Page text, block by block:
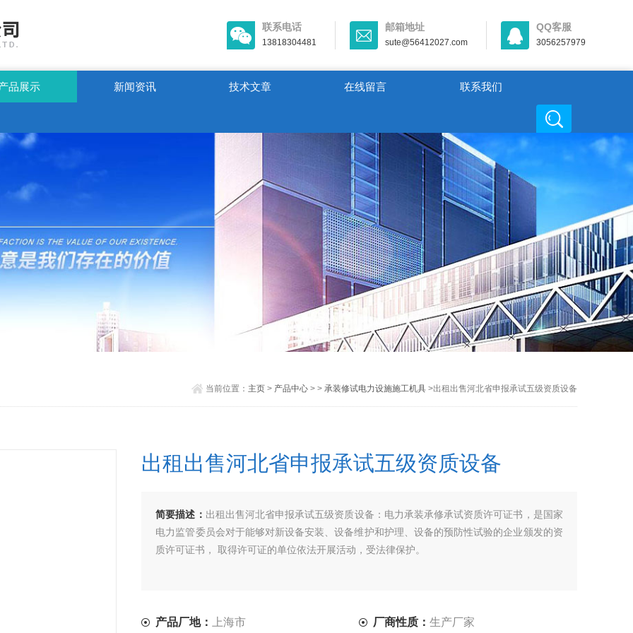
联系电话
13818304481
邮箱地址
sute@56412027.com
QQ客服
3056257979
品展示 新闻资讯 技术文章 在线留言 联系我们
当前位置： 主页> 产品中心> > 承装修试电力设施施工机具>出租出售河北省申报承试五级资质设备
出租出售河北省申报承试五级资质设备
简要描述： 出租出售河北省申报承试五级资质设备：电力承装承修承试资质许可证书，是国家
电力监管委员会对于能够对新设备安装、设备维护和护理、设备的预防性试验的企业颁发的资
质许可证书， 取得许可证的单位依法开展活动，受法律保护。
产品厂地： 上海市 厂商性质：生产厂家